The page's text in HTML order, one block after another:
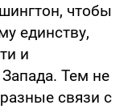
чтобы
единству,
и
Тем не
связи с